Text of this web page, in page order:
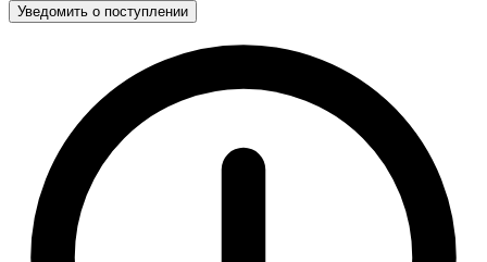
Уведомить о поступлении